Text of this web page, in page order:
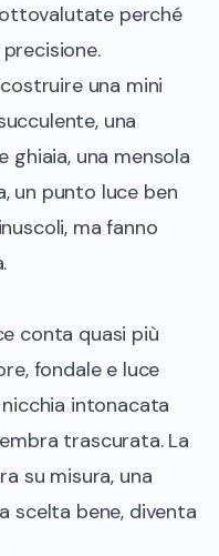
perché
una mini
una
una mensola
un punto luce ben
ma fanno
conta quasi più
fondale e luce
intonacata
trascurata. La
su misura, una
scelta bene, diventa